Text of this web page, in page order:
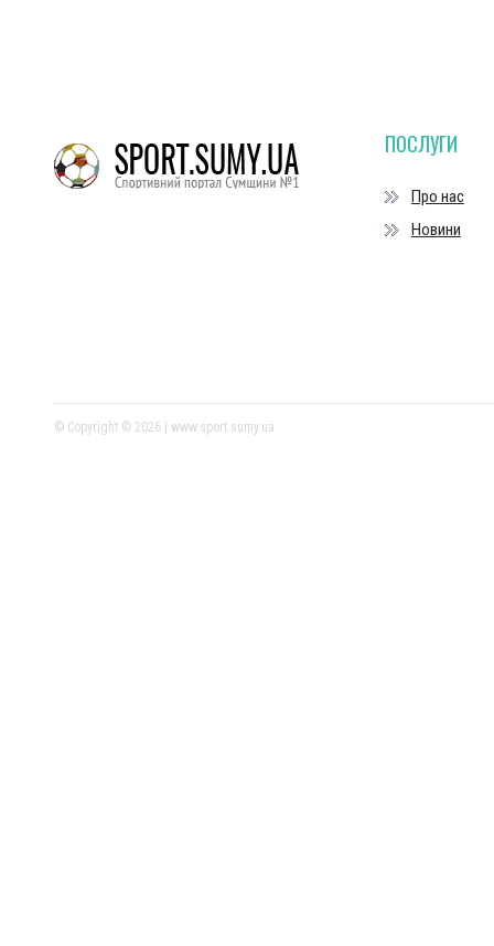
ПОСЛУГИ
Про нас
Новини
© Copyright © 2026 | www.sport.sumy.ua